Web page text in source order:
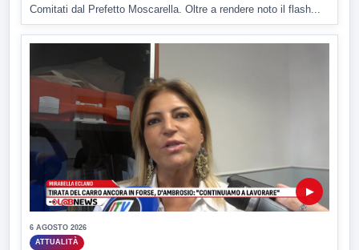
Comitati dal Prefetto Moscarella. Oltre a rendere noto il flash...
▶
6 AGOSTO 2026
ATTUALITÀ